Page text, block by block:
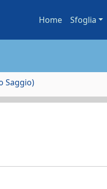
Home Sfoglia
Saggio)